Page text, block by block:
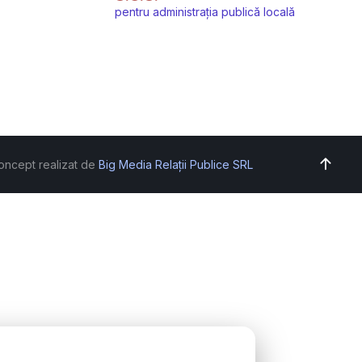
pentru administrația publică locală
realizat de Big Media Relații Publice SRL